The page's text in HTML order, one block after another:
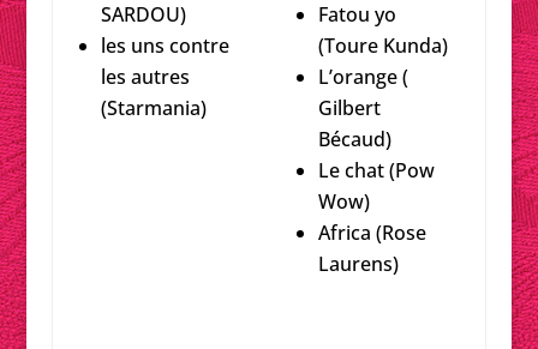
SARDOU)
les uns contre
les autres
(Starmania)
Fatou yo
(Toure Kunda)
L’orange (
Gilbert
Bécaud)
Le chat (Pow
Wow)
Africa (Rose
Laurens)